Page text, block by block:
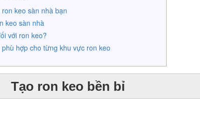
keo sàn nhà bạn
keo sàn nhà
với ron keo?
hợp cho từng khu vực ron keo
Tạo ron keo bền bỉ